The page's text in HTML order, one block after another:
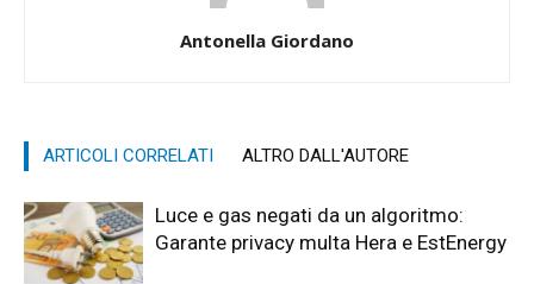
Antonella Giordano
ARTICOLI CORRELATI ALTRO DALL'AUTORE
Luce e gas negati da un algoritmo:
Garante privacy multa Hera e EstEnergy